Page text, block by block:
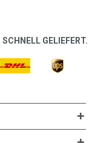
GELIEFERT.